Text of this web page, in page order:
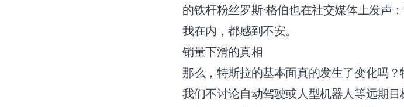
的铁杆粉丝罗斯·格伯也在社交媒体上发声
我在内，都感到不安。
销量下滑的真相
那么，特斯拉的基本面真的发生了变化吗
我们不讨论自动驾驶或人型机器人等远期目